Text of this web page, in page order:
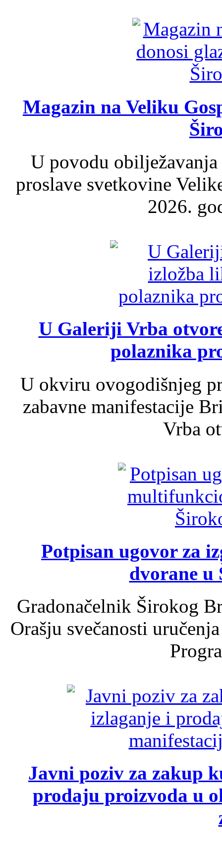
Magazin na Veliku
U povodu
proslave svetkovine
2026.
U Galeriji Vrba
polaznika
U okviru ovogodišnjeg
zabavne manifestacije
Vrba
Potpisan ugovor za
dvorane u
Gradonačelnik Širokog
Orašju svečanosti
Javni poziv za zakup
prodaju proizvoda u